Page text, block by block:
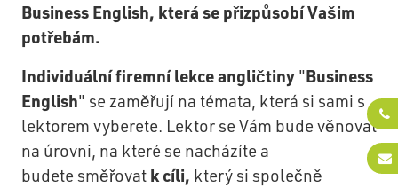
Business English, která se přizpůsobí Vašim
potřebám.
Individuální firemní lekce angličtiny "Business
English" se zaměřují na témata, která si sami s
lektorem vyberete. Lektor se Vám bude věnovat
na úrovni, na které se nacházíte a
budete směřovat k cíli, který si společně